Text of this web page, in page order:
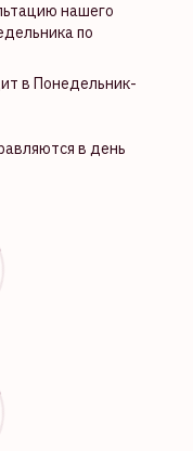
нашего
по
в Понедельник-
в день